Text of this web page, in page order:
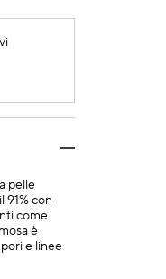
pelle
91% con
come
è
e linee